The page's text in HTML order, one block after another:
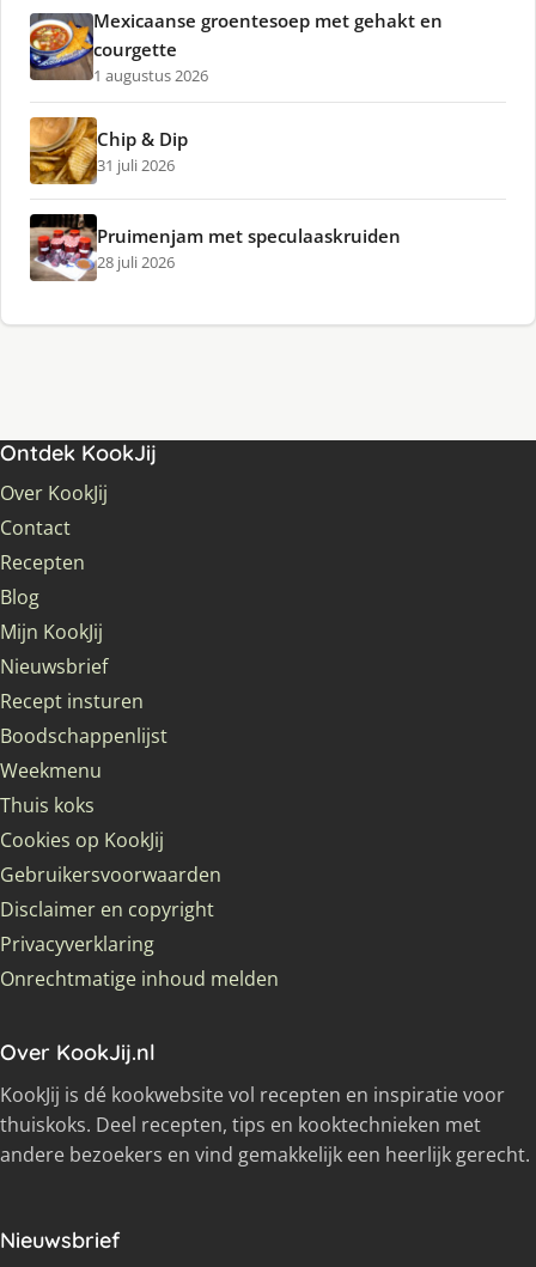
Mexicaanse groentesoep met gehakt en
courgette
1 augustus 2026
Chip & Dip
31 juli 2026
Pruimenjam met speculaaskruiden
28 juli 2026
Ontdek KookJij
Over KookJij
Contact
Recepten
Blog
Mijn KookJij
Nieuwsbrief
Recept insturen
Boodschappenlijst
Weekmenu
Thuis koks
Cookies op KookJij
Gebruikersvoorwaarden
Disclaimer en copyright
Privacyverklaring
Onrechtmatige inhoud melden
Over KookJij.nl
KookJij is dé kookwebsite vol recepten en inspiratie voor
thuiskoks. Deel recepten, tips en kooktechnieken met
andere bezoekers en vind gemakkelijk een heerlijk gerecht.
Nieuwsbrief